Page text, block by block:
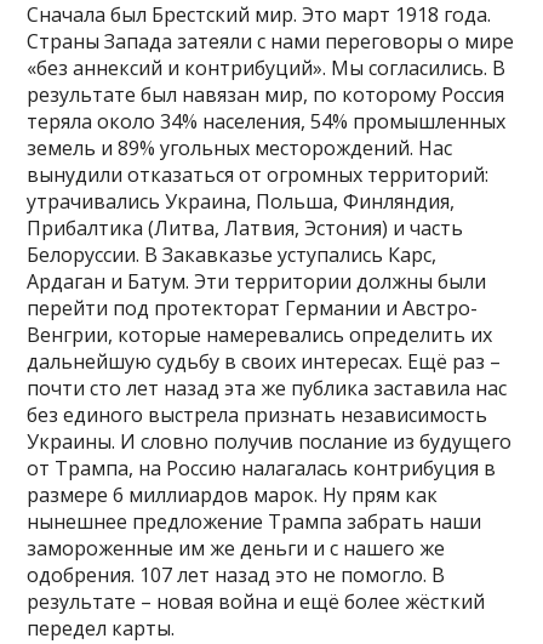
Сначала был Брестский мир. Это март 1918 года.
Страны Запада затеяли с нами переговоры о мире
«без аннексий и контрибуций». Мы согласились. В
результате был навязан мир, по которому Россия
теряла около 34% населения, 54% промышленных
земель и 89% угольных месторождений. Нас
вынудили отказаться от огромных территорий:
утрачивались Украина, Польша, Финляндия,
Прибалтика (Литва, Латвия, Эстония) и часть
Белоруссии. В Закавказье уступались Карс,
Ардаган и Батум. Эти территории должны были
перейти под протекторат Германии и Австро-
Венгрии, которые намеревались определить их
дальнейшую судьбу в своих интересах. Ещё раз –
почти сто лет назад эта же публика заставила нас
без единого выстрела признать независимость
Украины. И словно получив послание из будущего
от Трампа, на Россию налагалась контрибуция в
размере 6 миллиардов марок. Ну прям как
нынешнее предложение Трампа забрать наши
замороженные им же деньги и с нашего же
одобрения. 107 лет назад это не помогло. В
результате – новая война и ещё более жёсткий
передел карты.